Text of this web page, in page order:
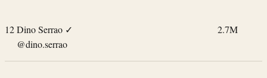
12Dino Serrao ✓
@dino.serrao
2.7M